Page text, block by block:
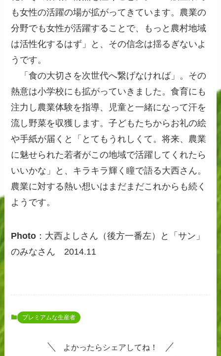
も女性の活躍の場が拡がってきています。農業の
分野でも女性が活躍することで、もっと農村地域
は活性化するはず」と、その信念は揺るぎないよ
うです。
「食の大切さを次世代へ繋げなければ」。その
熱意は小学校にも拡がっていきました。食育にも
注力し農業体験を指導、児童と一緒になって汗を
流し野菜を収獲します。子どもたちからお礼の絵
や手紙が届くと「とてもうれしくて。将来、農業
に魅せられた若者がこの地域で活躍してくれたら
いいかな」と、キラキラ輝く瞳で語る大西さん。
農業に対する熱い想いはまだまだこれからも続く
ようです。
Photo ：大西よしさん（後方一番左）と「サン」
のみなさん 2014.11
プレミアムな生産者
よかったらシェアしてね！